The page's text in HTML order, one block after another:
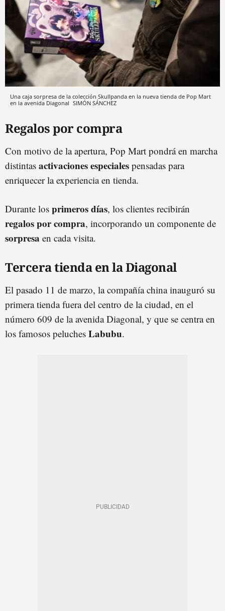
Una caja sorpresa de la colección Skullpanda en la nueva tienda de Pop Mart
en la avenida Diagonal SIMÓN SÁNCHEZ
Regalos por compra
Con motivo de la apertura, Pop Mart pondrá en marcha
distintas activaciones especiales pensadas para
enriquecer la experiencia en tienda.
Durante los primeros días, los clientes recibirán
regalos por compra, incorporando un componente de
sorpresa en cada visita.
Tercera tienda en la Diagonal
El pasado 11 de marzo, la compañía china inauguró su
primera tienda fuera del centro de la ciudad, en el
número 609 de la avenida Diagonal, y que se centra en
los famosos peluches Labubu.